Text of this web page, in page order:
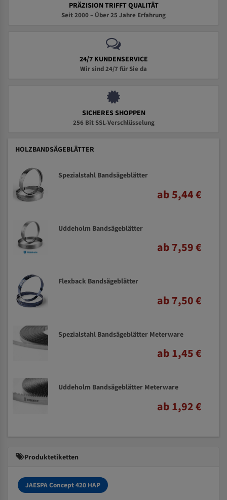
PRÄZISION TRIFFT QUALITÄT
Seit 2000 – Über 25 Jahre Erfahrung
24/7 KUNDENSERVICE
Wir sind 24/7 für Sie da
SICHERES SHOPPEN
256 Bit SSL-Verschlüsselung
HOLZBANDSÄGEBLÄTTER
Spezialstahl Bandsägeblätter
ab 5,44 €
Uddeholm Bandsägeblätter
ab 7,59 €
Flexback Bandsägeblätter
ab 7,50 €
Spezialstahl Bandsägeblätter Meterware
ab 1,45 €
Uddeholm Bandsägeblätter Meterware
ab 1,92 €
Produktetiketten
JAESPA Concept 420 HAP